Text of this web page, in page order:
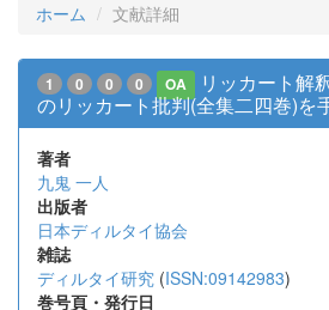
ホーム 文献詳細
1 0 0 0 OA
リッカート解
のリッカート批判(全集二四巻)を
著者
九鬼 一人
出版者
日本ディルタイ協会
雑誌
ディルタイ研究 (ISSN:09142983)
巻号頁・発行日